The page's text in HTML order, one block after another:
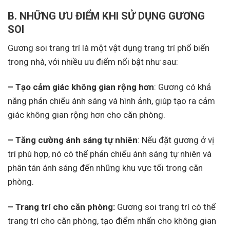
B. NHỮNG ƯU ĐIỂM KHI SỬ DỤNG GƯƠNG
SOI
Gương soi trang trí là một vật dụng trang trí phổ biến
trong nhà, với nhiều ưu điểm nổi bật như sau:
– Tạo cảm giác không gian rộng hơn: Gương có khả
năng phản chiếu ánh sáng và hình ảnh, giúp tạo ra cảm
giác không gian rộng hơn cho căn phòng.
– Tăng cường ánh sáng tự nhiên: Nếu đặt gương ở vị
trí phù hợp, nó có thể phản chiếu ánh sáng tự nhiên và
phân tán ánh sáng đến những khu vực tối trong căn
phòng.
– Trang trí cho căn phòng: Gương soi trang trí có thể
trang trí cho căn phòng, tạo điểm nhấn cho không gian